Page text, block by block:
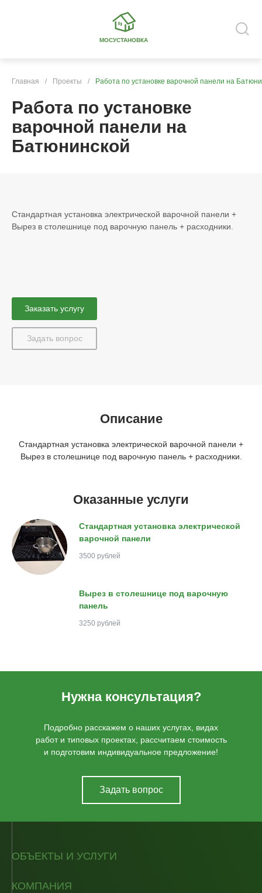
МОСУСТАНОВКА
Главная / Проекты / Работа по установке варочной панели на
Работа по установке
варочной панели на
Батюнинской
Стандартная установка электрической варочной панели +
Вырез в столешнице под варочную панель + расходники.
Заказать услугу
Задать вопрос
Описание
Стандартная установка электрической варочной панели +
Вырез в столешнице под варочную панель + расходники.
Оказанные услуги
Стандартная установка электрической
варочной панели
3500 рублей
Вырез в столешнице под варочную
панель
3250 рублей
Нужна консультация?
Подробно расскажем о наших услугах, видах
работ и типовых проектах, рассчитаем стоимость
и подготовим индивидуальное предложение!
Задать вопрос
ОБЪЕКТЫ И УСЛУГИ
КОМПАНИЯ